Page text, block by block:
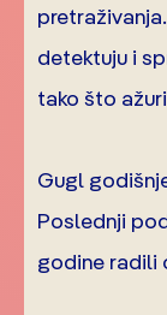
detektuju i
tako što
Gugl
Poslednji
godine radili